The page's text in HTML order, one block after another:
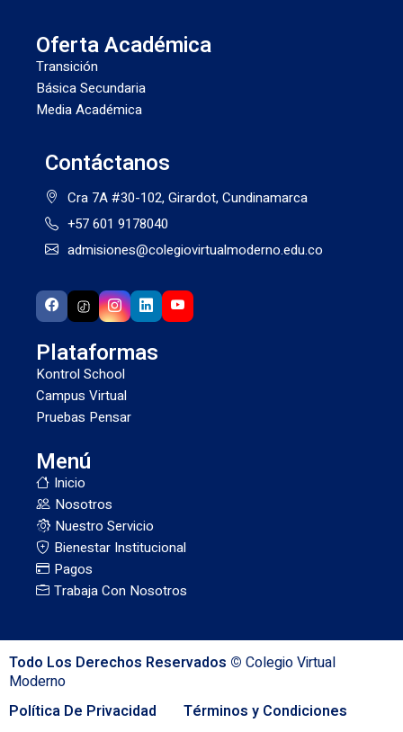
Oferta Académica
Transición
Básica Secundaria
Media Académica
Contáctanos
Cra 7A #30-102, Girardot, Cundinamarca
+57 601 9178040
admisiones@colegiovirtualmoderno.edu.co
Plataformas
Kontrol School
Campus Virtual
Pruebas Pensar
Menú
Inicio
Nosotros
Nuestro Servicio
Bienestar Institucional
Pagos
Trabaja Con Nosotros
Todo Los Derechos Reservados © Colegio Virtual
Moderno
Política De Privacidad
Términos y Condiciones